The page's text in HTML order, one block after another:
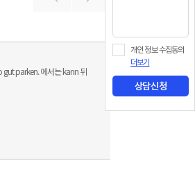
gut parken. 에서는 kann 뒤
개인 정보 수집동의
더보기
상담신청